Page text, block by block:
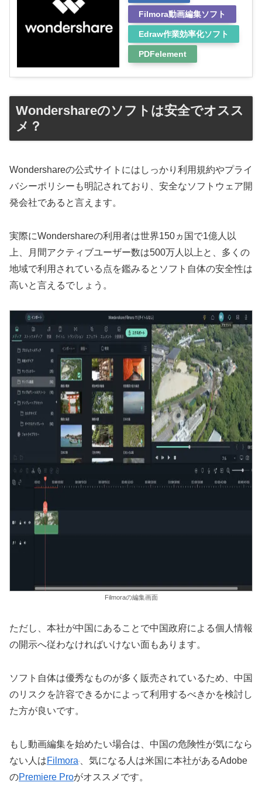
Filmora動画編集ソフト
Edraw作業効率化ソフト
PDFelement
Wondershareのソフトは安全でオスス
メ？
Wondershareの公式サイトにはしっかり利用規約やプライ
バシーポリシーも明記されており、安全なソフトウェア開
発会社であると言えます。
実際にWondershareの利用者は世界150ヵ国で1億人以
上、月間アクティブユーザー数は500万人以上と、多くの
地域で利用されている点を鑑みるとソフト自体の安全性は
高いと言えるでしょう。
Filmoraの編集画面
ただし、本社が中国にあることで中国政府による個人情報
の開示へ従わなければいけない面もあります。
ソフト自体は優秀なものが多く販売されているため、中国
のリスクを許容できるかによって利用するべきかを検討し
た方が良いです。
もし動画編集を始めたい場合は、中国の危険性が気になら
ない人はFilmora
、気になる人は米国に本社があるAdobe
のPremiere Proがオススメです。